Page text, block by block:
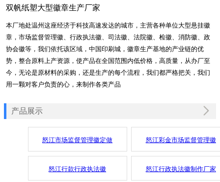
双帆纸塑大型徽章生产厂家
本厂地处温州这座经济于科技高速发达的城市，主营各种单位大型悬挂徽
章，市场监督管理徽、行政执法徽、司法徽、法院徽、检徽、消防徽、政
协会徽等，我们依托该区域，中国印刷城，徽章生产基地的产业链的优
势，整合原料上产资源，使产品在全国范围内低价格，高质量，从办厂至
今，无论是原材料的采购，还是生产的每个流程，我们都严格把关，我们
用一颗对客户负责的心，来制作各类产品
产品展示
怒江市场监督管理徽定做 怒江彩金市场监督管理徽
怒江行款行政执法徽 怒江行政执法徽制作厂家